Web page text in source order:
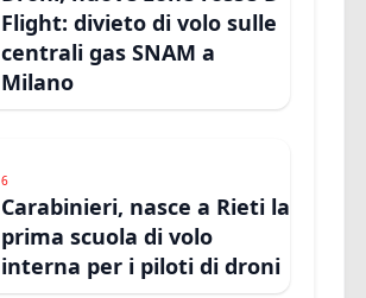
Flight: divieto di volo sulle
centrali gas SNAM a
Milano
6
Carabinieri, nasce a Rieti la
prima scuola di volo
interna per i piloti di droni